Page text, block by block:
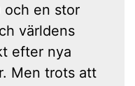
och en stor
världens
efter nya
Men trots att